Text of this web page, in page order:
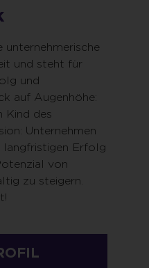
unternehmerische
und steht für
und
auf Augenhöhe:
Kind des
Unternehmen
langfristigen Erfolg
von
zu steigern.